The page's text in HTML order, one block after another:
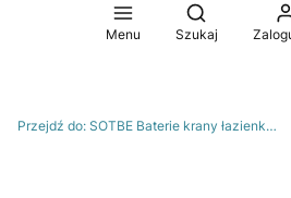
Menu
Otwórz
Szukaj
Przejdź do: SOTBE Baterie krany łazienkowe i kuchenne